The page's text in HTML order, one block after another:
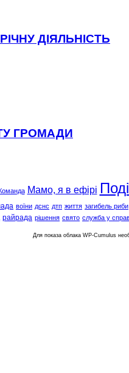
ДІЯЛЬНІСТЬ
ГРОМАДИ
Мамо, я в ефірі
воїни дснс дтп життя загибель риби
райрада рішення свято служба у
Для показа облака WP-Cumulus